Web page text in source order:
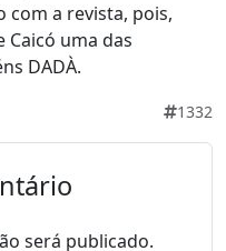
com a revista, pois,
Caicó uma das
DADÀ.
1332
será publicado.